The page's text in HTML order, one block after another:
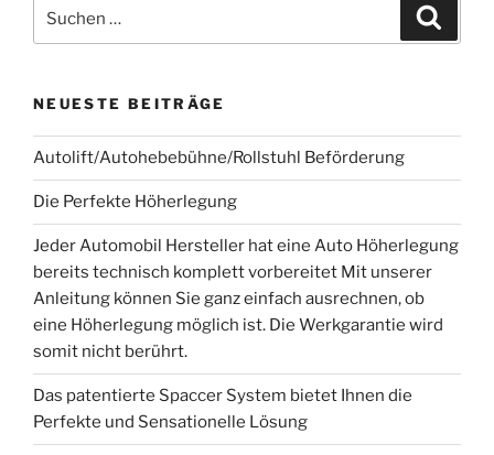
nach:
NEUESTE BEITRÄGE
Autolift/Autohebebühne/Rollstuhl Beförderung
Die Perfekte Höherlegung
Jeder Automobil Hersteller hat eine Auto Höherlegung
bereits technisch komplett vorbereitet Mit unserer
Anleitung können Sie ganz einfach ausrechnen, ob
eine Höherlegung möglich ist. Die Werkgarantie wird
somit nicht berührt.
Das patentierte Spaccer System bietet Ihnen die
Perfekte und Sensationelle Lösung